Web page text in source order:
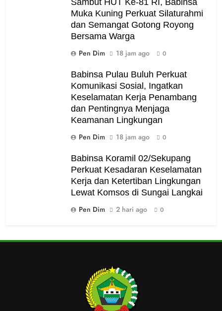
Muka Kuning Perkuat Silaturahmi
dan Semangat Gotong Royong
Bersama Warga
Pen Dim
18 jam ago 0
Babinsa Pulau Buluh Perkuat
Komunikasi Sosial, Ingatkan
Keselamatan Kerja Penambang
dan Pentingnya Menjaga
Keamanan Lingkungan
Pen Dim
18 jam ago 0
Babinsa Koramil 02/Sekupang
Perkuat Kesadaran Keselamatan
Kerja dan Ketertiban Lingkungan
Lewat Komsos di Sungai Langkai
Pen Dim
2 hari ago 0